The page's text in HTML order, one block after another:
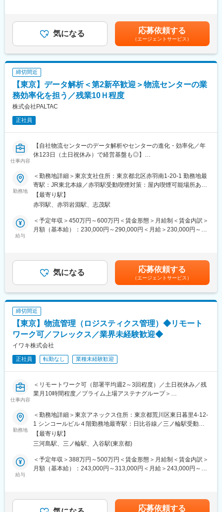
・外部ベンダーとの調整（必要に応じて）
・IT資産管理（Webサーバー等含む）および基本的なIT運用対応
を主たる事業目的とした製薬企業です。
私たちの使命は、希少疾病を持つ患者さんとそのご家族に笑顔と
幸せを届けること。
私たちは、希少疾病を取り巻く課題―新たな治療薬の提供、安定
供給、診断率の向上、疾患認知度の向上―に挑戦し続けます。
ることができます。柔軟に在宅勤務を取り入れて頂くことで東京
近郊在住者以外の方もご応募頂けます。
■オーファンドラッグとは？
難治性の『希少疾病』のための医薬品は『希少疾病用医薬品（オ
ーファンドラッグ）』と呼ばれ、これは一定の要件を満たした医
薬品（開発中を含む）について、厚生労働省が指定するもので
されている（※）ことから、一般的には患者数が5万人に満たない
疾病が「希少疾病」と呼ばれています。
※株式会社オーファンバシフィックはシミックホールディングスの
グループ企業です。
https://www.orphanpacific.com/
変更の範囲：会社の定める業務
気になる 応募依頼する
（エージェントサービス）
締切間近
【東京】データ解析＜第2新卒歓迎＞物流センターの業
務効率化を担う／残業10Ｈ程度
株式会社PALTAC
正社員
仕事内容
【自社物流センターのデータ解析やセンターの進化・効率化／年
休123日（土日祝休み）で経営基盤も◎】
にて、物流センターの構築・運用における、意思決定の質を上げ
るためのデータ解析エンジニアとしてご活躍いただきます。
■業務詳細：
・想定出荷データを利用した在庫量や検討している方式の効率、
成立性の試算など、物流センターの構築プロセスにおけるデータ
面からの検証
きかをデータ解析の分野からご検討いただきます。機械・電気・
ソフトウェアのエンジニアと協力し、次世代の物流倉庫を作り上
業界トップ企業として社会インフラに近い役割を担う同社では、
少子高齢化に伴う労働力不足の課題解決を見据え、物流センター
内の自動化・効率化の実現を目指しております。最先端テクノロ
ジーを駆使したロジスティクス・システムにより、生産・流通・
店舗といったサプライチェーン全体のコスト効率化を実現するた
の取得から結果の評価まで、データ解析の上流から下流まで携わ
ることができます。また新たなテーマを自分で立案することもで
った形で実感できるの醍醐味の一つです。
■当社の特徴：
創業以来120年の歴史をもつ、化粧品・日用品、一般用医薬品卸
グ」と「ロジスティクス」に基づく質の高いサービスは、小売業
様、メーカー様から高い評価をいただき、信頼できるビジネスパ
勤務地
＜勤務地詳細＞東京支社住所：東京都北区赤羽南1-20-1 勤務地最
寄駅：JR東北本線／赤羽駅受動喫煙対策：屋内喫煙可能場所あり
変更の範囲：会社の定める事業所
【最寄り駅】
赤羽駅、赤羽岩淵駅、志茂駅
給与
＜予定年収＞450万円～600万円＜賃金形態＞月給制＜賃金内訳＞
月額（基本給）：230,000円～290,000円＜月給＞230,000円～
ります。月給(月額)は固定手当を含めた表記です。
気になる 応募依頼する
（エージェントサービス）
締切間近
【東京】物流管理（ロジスティクス管理）◆リモート
ワーク可／フレックス／業界未経験歓迎◆
イワキ株式会社
正社員 転勤なし 業種未経験歓迎
仕事内容
＜リモートワーク可（部署平均週2～3回程度）／土日祝休み／残
業月10時間程度／プライム上場アステナグループ＞
◆業務内容
・外部委託先倉庫の管理（入出荷管理、リマーク品対応など）
・配送業者の管理（品質、運賃など）
・物流コスト削減活動（倉庫会社、通関業者の見直しなど）
・在庫管理（在庫差異調整、戻り品など）
◆働く環境
・残業時間月10h程度
勤務地
＜勤務地詳細＞東京アネックス住所：東京都荒川区東日暮里4-12-
1 シンコールビル４階勤務地最寄駅：日比谷線／三ノ輪駅受動喫
煙対策：敷地内全面禁煙変更の範囲：会社の定める事業所（リモ
ートワーク含む）
【最寄り駅】
三河島駅、三ノ輪駅、入谷駅(東京都)
給与
＜予定年収＞388万円～500万円＜賃金形態＞月給制＜賃金内訳＞
月額（基本給）：243,000円～313,000円＜月給＞243,000円～
可能性があります。月給(月額)は固定手当を含めた表記です。
応募依頼する